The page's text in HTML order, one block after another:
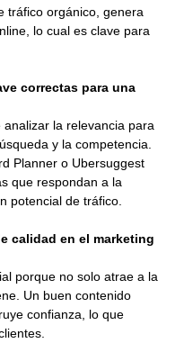
tráfico orgánico, genera
lo cual es clave para
correctas para una
la relevancia para
y la competencia.
Planner o Ubersuggest
que respondan a la
potencial de tráfico.
calidad en el marketing
porque no solo atrae a la
Un buen contenido
confianza, lo que